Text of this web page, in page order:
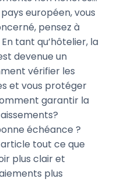
européen, vous
pensez à
tant qu’hôtelier, la
devenue un
vérifier les
et vous protéger
garantir la
échéance ?
tout ce que
plus clair et
plus